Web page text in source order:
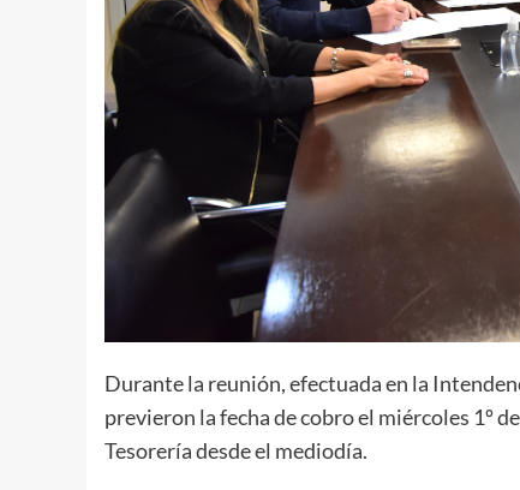
Durante la reunión, efectuada en la
previeron la fecha de cobro el miércoles 1º
Tesorería desde el mediodía.